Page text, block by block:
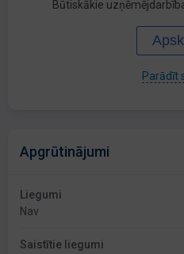
Būtiskākie
Parādīt
Apgrūtinājumi
Liegumi
Nav
Saistītie liegumi